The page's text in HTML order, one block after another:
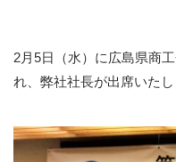
2月5日（水）に広島県商
れ、弊社社長が出席いたし